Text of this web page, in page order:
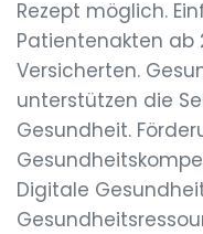
Rezept möglich.
Patientenakten ab
Versicherten.
unterstützen die
Gesundheit.
Digitale